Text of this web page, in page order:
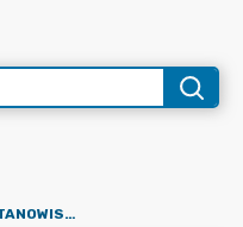
OGŁOSZENIE O KONKURSIE NA STANOWISKO DYREKTORA PUBLICZNEGO PRZEDSZKOLA W STĄPORKOWIE